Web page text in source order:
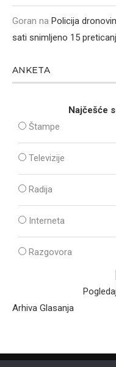
Goran na Policija
sati snimljeno 15
ANKETA
Najčešće
Štampe
Televizije
Radija
Interneta
Razgovora
Arhiva Glasanja